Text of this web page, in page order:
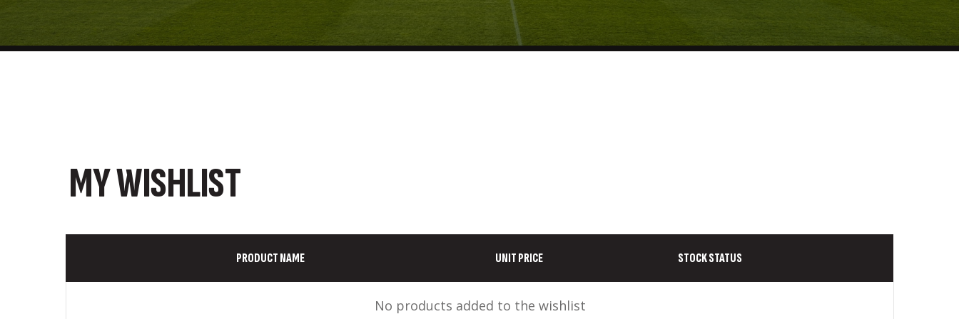
MY WISHLIST
PRODUCT NAME UNIT PRICE STOCK STATUS
No products added to the wishlist